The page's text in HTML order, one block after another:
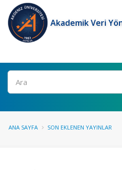
Akademik Veri
Ara
ANA SAYFA SON EKLENEN YAYINLAR